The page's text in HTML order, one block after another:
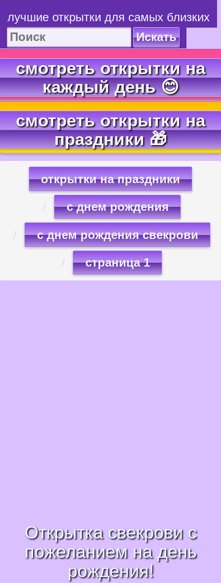
лучшие открытки для самых близких
Искать
смотреть открытки на
каждый день 😊
смотреть открытки на
праздники 🎁
открытки на праздники
с днем рождения
с днем рождения свекрови
страница 1
Открытка свекрови с
пожеланием на день
рождения!